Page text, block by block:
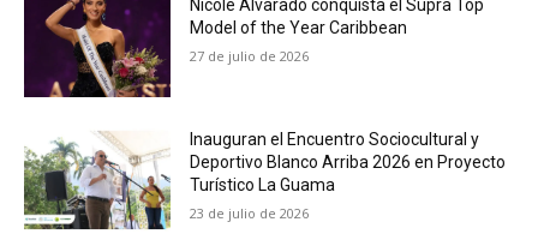
Nicole Alvarado conquista el Supra Top
Model of the Year Caribbean
27 de julio de 2026
Inauguran el Encuentro Sociocultural y
Deportivo Blanco Arriba 2026 en Proyecto
Turístico La Guama
23 de julio de 2026